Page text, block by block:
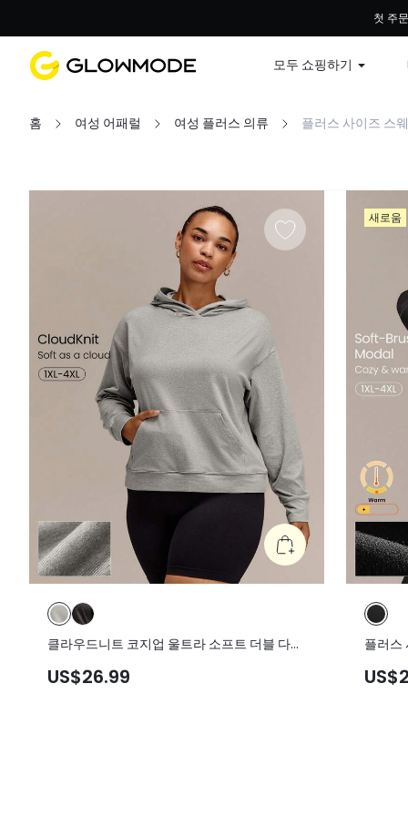
첫 주
모두 쇼핑하기
홈 여성 어패럴 여성 플러스 의류 플러스 사이즈 스
모두 지우기
클라우드니트 코지업 울트라 소프트 더블 다이
스 사이즈 데일리 캐주얼
US$26.99
새로움
플러스
프스 &